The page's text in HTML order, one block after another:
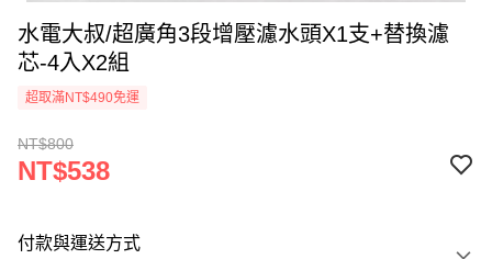
水電大叔/超廣角3段增壓濾水頭X1支+替換濾
芯-4入X2組
超取滿NT$490免運
NT$800
NT$538
付款與運送方式